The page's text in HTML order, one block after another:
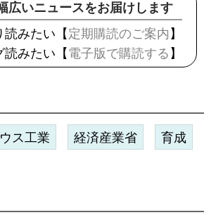
広いニュースをお届けします
読みたい【定期購読のご案内 】
読みたい【 電子版で購読する 】
ス工業 経済産業省 育成